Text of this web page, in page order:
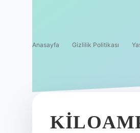
Anasayfa Gizlilik Politikası